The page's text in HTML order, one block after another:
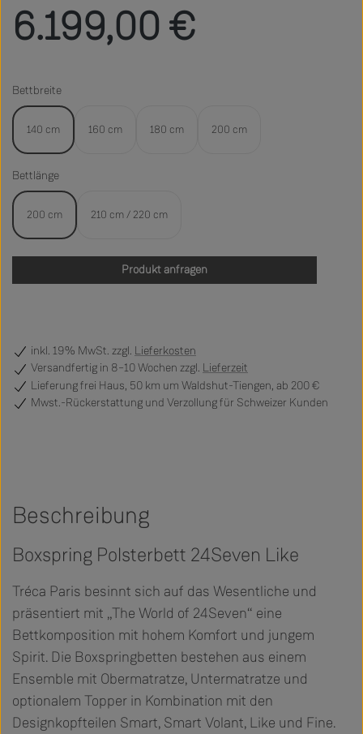
6.199,00 €
Bettbreite
140 cm 160 cm 180 cm 200 cm
Bettlänge
200 cm 210 cm / 220 cm
Produkt anfragen
inkl. 19% MwSt. zzgl. Lieferkosten
Versandfertig in 8–10 Wochen zzgl. Lieferzeit
Lieferung frei Haus, 50 km um Waldshut-Tiengen, ab 200 €
Mwst.-Rückerstattung und Verzollung für Schweizer Kunden
Beschreibung
Boxspring Polsterbett 24Seven Like
Tréca Paris besinnt sich auf das Wesentliche und
präsentiert mit „The World of 24Seven“ eine
Bettkomposition mit hohem Komfort und jungem
Spirit. Die Boxspringbetten bestehen aus einem
Ensemble mit Obermatratze, Untermatratze und
optionalem Topper in Kombination mit den
Designkopfteilen Smart, Smart Volant, Like und Fine.